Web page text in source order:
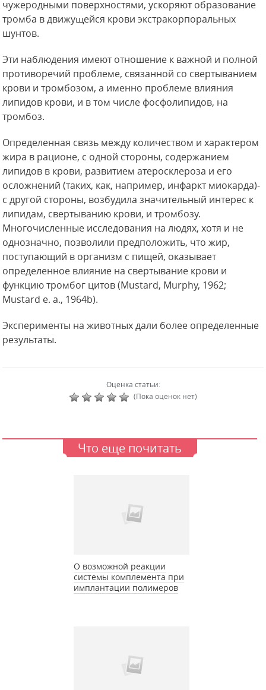
чужеродными поверхностями, ускоряют образование
тромба в движущейся крови экстракорпоральных
шунтов.
Эти наблюдения имеют отношение к важной и полной
противоречий проблеме, связанной со свертыванием
крови и тромбозом, а именно проблеме влияния
липидов крови, и в том числе фосфолипидов, на
тромбоз.
Определенная связь между количеством и характером
жира в рационе, с одной стороны, содержанием
липидов в крови, развитием атеросклероза и его
осложнений (таких, как, например, инфаркт миокарда)-
с другой стороны, возбудила значительный интерес к
липидам, свертыванию крови, и тромбозу.
Многочисленные исследования на людях, хотя и не
однозначно, позволили предположить, что жир,
поступающий в организм с пищей, оказывает
определенное влияние на свертывание крови и
функцию тромбог цитов (Mustard, Murphy, 1962;
Mustard е. a., 1964b).
Эксперименты на животных дали более определенные
результаты.
Оценка статьи:
(Пока оценок нет)
Что еще почитать
О возможной реакции
системы комплемента при
имплантации полимеров